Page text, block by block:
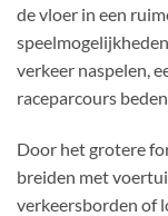
de vloer in een
verkeer naspelen,
raceparcours
Door het grotere
breiden met
verkeersborden of